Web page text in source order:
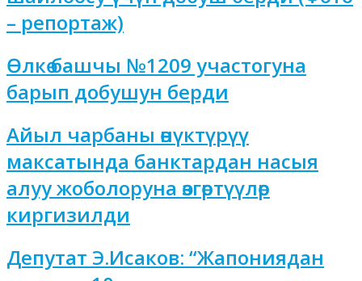
– репортаж)
Өлкө башчы №1209 участогуна
барып добушун берди
Айыл чарбаны өнүктүрүү
максатында банктардан насыя
алуу жоболоруна өзгөртүүлөр
киргизилди
Депутат Э.Исаков: “Жапониядан